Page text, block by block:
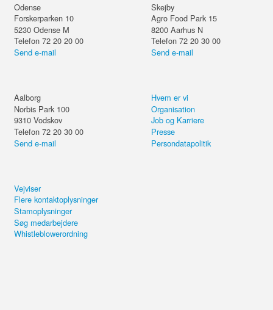
Odense
Forskerparken 10
5230 Odense M
Telefon 72 20 20 00
Send e-mail
Skejby
Agro Food Park 15
8200 Aarhus N
Telefon 72 20 30 00
Send e-mail
Aalborg
Norbis Park 100
9310 Vodskov
Telefon 72 20 30 00
Send e-mail
Hvem er vi
Organisation
Job og Karriere
Presse
Persondatapolitik
Vejviser
Flere kontaktoplysninger
Stamoplysninger
Søg medarbejdere
Whistleblowerordning